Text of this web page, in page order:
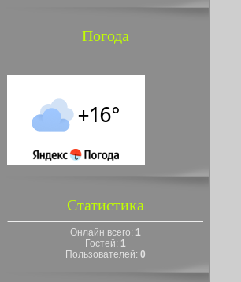
Погода
Статистика
Онлайн всего: 1
Гостей: 1
Пользователей: 0